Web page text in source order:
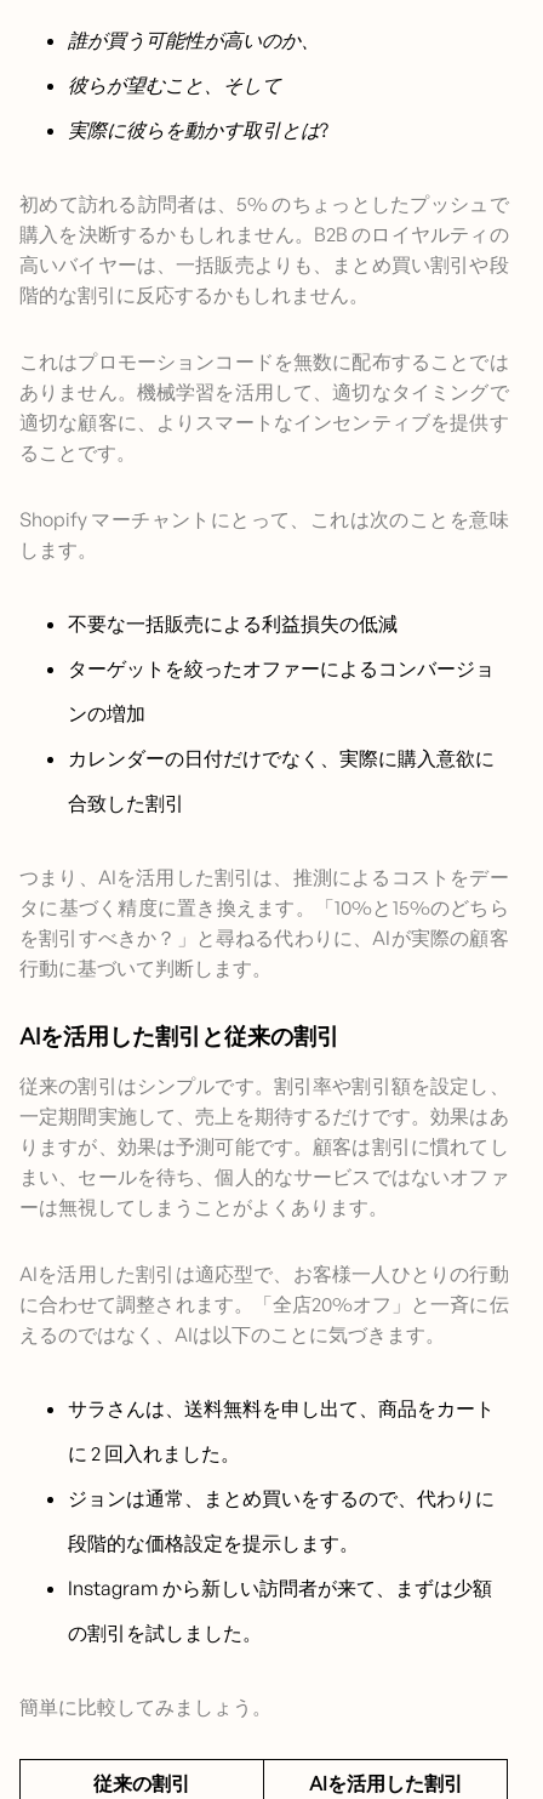
誰が買う可能性が高いのか、
彼らが望むこと、そして
実際に彼らを動かす取引とは?
初めて訪れる訪問者は、5% のちょっとしたプッシュで
購入を決断するかもしれません。B2B のロイヤルティの
高いバイヤーは、一括販売よりも、まとめ買い割引や段
階的な割引に反応するかもしれません。
これはプロモーションコードを無数に配布することでは
ありません。機械学習を活用して、適切なタイミングで
適切な顧客に、よりスマートなインセンティブを提供す
ることです。
Shopify マーチャントにとって、これは次のことを意味
します。
不要な一括販売による利益損失の低減
ターゲットを絞ったオファーによるコンバージョ
ンの増加
カレンダーの日付だけでなく、実際に購入意欲に
合致した割引
つまり、AIを活用した割引は、推測によるコストをデー
タに基づく精度に置き換えます。「10%と15%のどちら
を割引すべきか？」と尋ねる代わりに、AIが実際の顧客
行動に基づいて判断します。
AIを活用した割引と従来の割引
従来の割引はシンプルです。割引率や割引額を設定し、
一定期間実施して、売上を期待するだけです。効果はあ
りますが、効果は予測可能です。顧客は割引に慣れてし
まい、セールを待ち、個人的なサービスではないオファ
ーは無視してしまうことがよくあります。
AIを活用した割引は適応型で、お客様一人ひとりの行動
に合わせて調整されます。「全店20%オフ」と一斉に伝
えるのではなく、AIは以下のことに気づきます。
サラさんは、送料無料を申し出て、商品をカート
に 2 回入れました。
ジョンは通常、まとめ買いをするので、代わりに
段階的な価格設定を提示します。
Instagram から新しい訪問者が来て、まずは少額
の割引を試しました。
簡単に比較してみましょう。
従来の割引 AIを活用した割引